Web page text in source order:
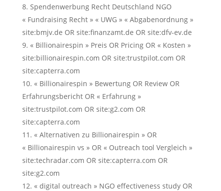
Spendenwerbung Recht Deutschland NGO
« Fundraising Recht » « UWG » « Abgabenordnung »
site:bmjv.de OR site:finanzamt.de OR site:dfv-ev.de
« Billionairespin » Preis OR Pricing OR « Kosten »
site:billionairespin.com OR site:trustpilot.com OR
site:capterra.com
« Billionairespin » Bewertung OR Review OR
Erfahrungsbericht OR « Erfahrung »
site:trustpilot.com OR site:g2.com OR
site:capterra.com
« Alternativen zu Billionairespin » OR
« Billionairespin vs » OR « Outreach tool Vergleich »
site:techradar.com OR site:capterra.com OR
site:g2.com
« digital outreach » NGO effectiveness study OR